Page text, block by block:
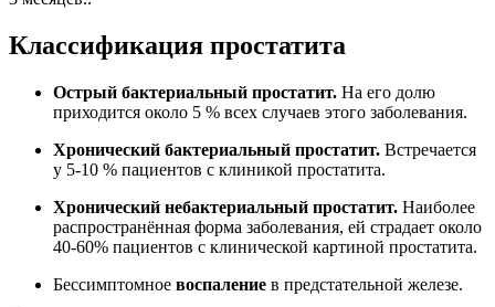
Классификация простатита
Острый бактериальный простатит. На его долю
приходится около 5 % всех случаев этого заболевания.
Хронический бактериальный простатит. Встречается
у 5-10 % пациентов с клиникой простатита.
Хронический небактериальный простатит. Наиболее
распространённая форма заболевания, ей страдает около
40-60% пациентов с клинической картиной простатита.
Бессимптомное воспаление в предстательной железе.